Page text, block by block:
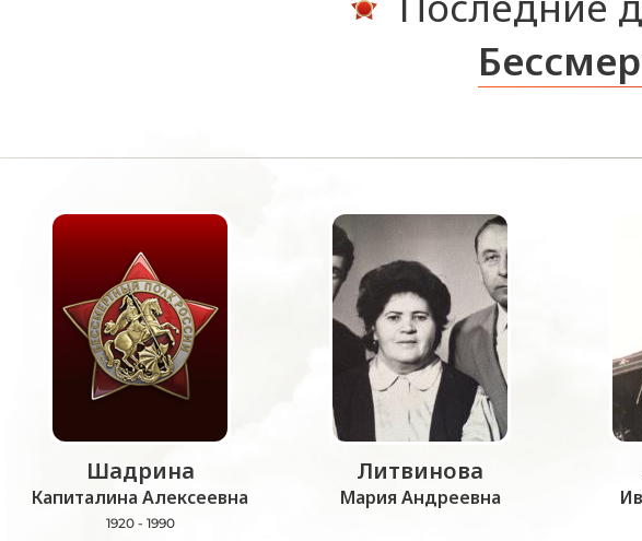
Шадрина
Капиталина Алексеевна
1920 - 1990
Литвинова
Мария Андреевна